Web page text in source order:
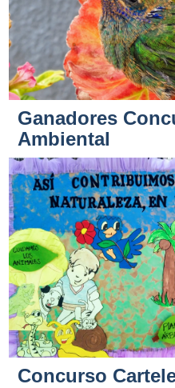
Ganadores
Ambiental
Concurso